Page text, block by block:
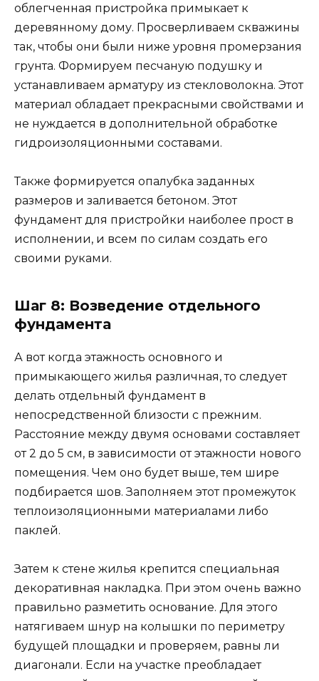
облегченная пристройка примыкает к
деревянному дому. Просверливаем скважины
так, чтобы они были ниже уровня промерзания
грунта. Формируем песчаную подушку и
устанавливаем арматуру из стекловолокна. Этот
материал обладает прекрасными свойствами и
не нуждается в дополнительной обработке
гидроизоляционными составами.
Также формируется опалубка заданных
размеров и заливается бетоном. Этот
фундамент для пристройки наиболее прост в
исполнении, и всем по силам создать его
своими руками.
Шаг 8: Возведение отдельного
фундамента
А вот когда этажность основного и
примыкающего жилья различная, то следует
делать отдельный фундамент в
непосредственной близости с прежним.
Расстояние между двумя основами составляет
от 2 до 5 см, в зависимости от этажности нового
помещения. Чем оно будет выше, тем шире
подбирается шов. Заполняем этот промежуток
теплоизоляционными материалами либо
паклей.
Затем к стене жилья крепится специальная
декоративная накладка. При этом очень важно
правильно разметить основание. Для этого
натягиваем шнур на колышки по периметру
будущей площадки и проверяем, равны ли
диагонали. Если на участке преобладает